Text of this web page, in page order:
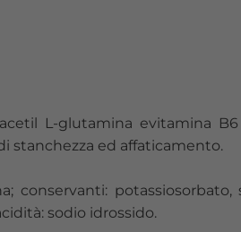
L-glutamina evitamina
stanchezza ed affaticamento.
conservanti:
sodio idrossido.